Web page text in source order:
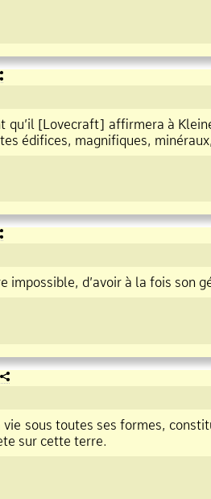
qu’il [Lovecraft] affirmera à
édifices, magnifiques,
impossible, d’avoir à la fois son
sous toutes ses formes,
sur cette terre.